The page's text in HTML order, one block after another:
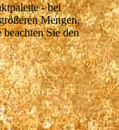
- bei
Mengen,
Sie den